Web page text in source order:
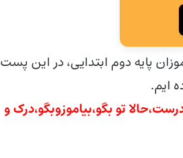
پایه دوم ابتدایی، در این پست
ایم.
تو بگو،بیاموزوبگو،درک و